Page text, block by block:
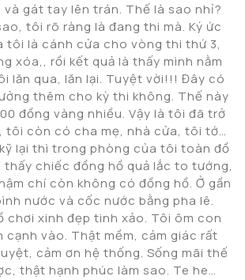
và gát tay lên trán. Thế là sao nhỉ?
tôi rõ ràng là đang thi mà. Ký ức
tôi là cánh cửa cho vòng thi thứ 3,
xóa,, rồi kết quả là thấy mình nằm
lăn qua, lăn lại. Tuyệt vời!!! Đây có
thêm cho kỳ thi không. Thế này
đồng vàng nhiều. Vậy là tôi đã trở
tôi còn có cha mẹ, nhà cửa, tôi tớ…
lại thì trong phòng của tôi toàn đồ
chiếc đồng hồ quả lắc to tướng,
chí còn không có đồng hồ. Ở gần
nước và cốc nước bằng pha lê.
chơi xinh đẹp tinh xảo. Tôi ôm con
cạnh vào. Thật mềm, cảm giác rất
cảm ơn hệ thống. Sống mãi thế
thật hạnh phúc làm sao. Te he…